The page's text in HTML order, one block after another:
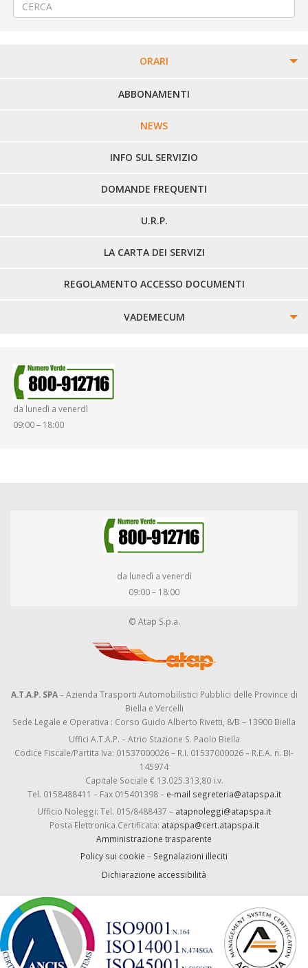
ORARI
PERCORSI URBANI IN BIELLA
LINEE URBANE VERCELLI
LINEE EXTRAURBANE
ABBONAMENTI
NEWS
INFO SUL SERVIZIO
DOMANDE FREQUENTI
U.R.P.
LA CARTA DEI SERVIZI
REGOLAMENTO ACCESSO DOCUMENTI
VADEMECUM
SMARRIMENTO OGGETTI
da lunedì a venerdì
09:00 – 18:00
da lunedì a venerdì
09:00 – 18:00
© Atap S.p.a.
A.T.A.P. SPA– Azienda Trasporti Automobilistici Pubblici delle Province di
Biella e Vercelli
Sede Legale e Operativa : Corso Guido Alberto Rivetti, 8/B – 13900 Biella
Uffici A.T.A.P. – Atrio Stazione S. Paolo Biella
Codice Fiscale/Partita Iva: 01537000026 – R.I. 01537000026 – R.E.A. n. BI-
145974
Capitale Sociale € 13.025.313,80 i.v.
Tel. 0158488411 – Fax 015401398 – e-mail segreteria@atapspa.it
Ufficio Noleggi: Tel. 015/8488437 – atapnoleggi@atapspa.it
Posta Elettronica Certificata: atapspa@cert.atapspa.it
Amministrazione trasparente
Policy sui cookie – Segnalazioni illeciti
Dichiarazione accessibilità